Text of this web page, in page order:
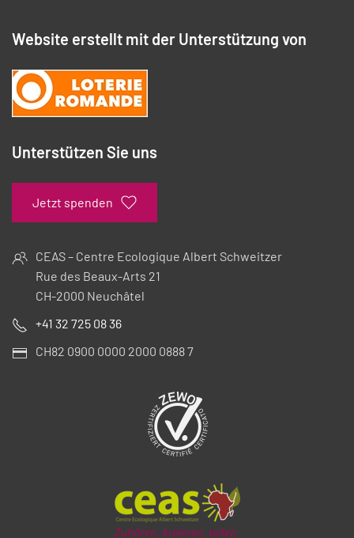
Website erstellt mit der Unterstützung von
Unterstützen Sie uns
Jetzt spenden
CEAS – Centre Ecologique Albert Schweitzer
Rue des Beaux-Arts 21
CH-2000 Neuchâtel
+41 32 725 08 36
CH82 0900 0000 2000 0888 7